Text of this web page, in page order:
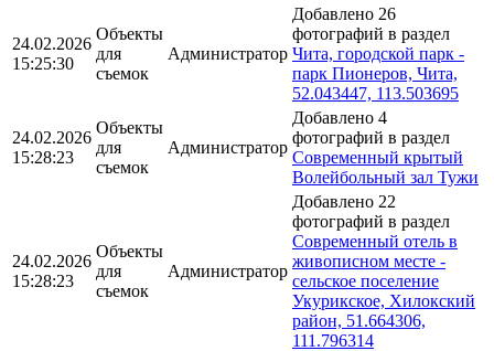
24.02.2026
15:25:30
Объекты
для
съемок
Администратор
Добавлено 26
фотографий в раздел
Чита, городской парк -
парк Пионеров, Чита,
52.043447, 113.503695
24.02.2026
15:28:23
Объекты
для
съемок
Администратор
Добавлено 4
фотографий в раздел
Современный крытый
Волейбольный зал Тужи
24.02.2026
15:28:23
Объекты
для
съемок
Администратор
Добавлено 22
фотографий в раздел
Современный отель в
живописном месте -
сельское поселение
Укурикское, Хилокский
район, 51.664306,
111.796314